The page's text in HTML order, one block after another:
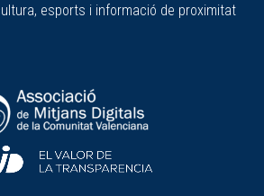
esports i informació de proximitat